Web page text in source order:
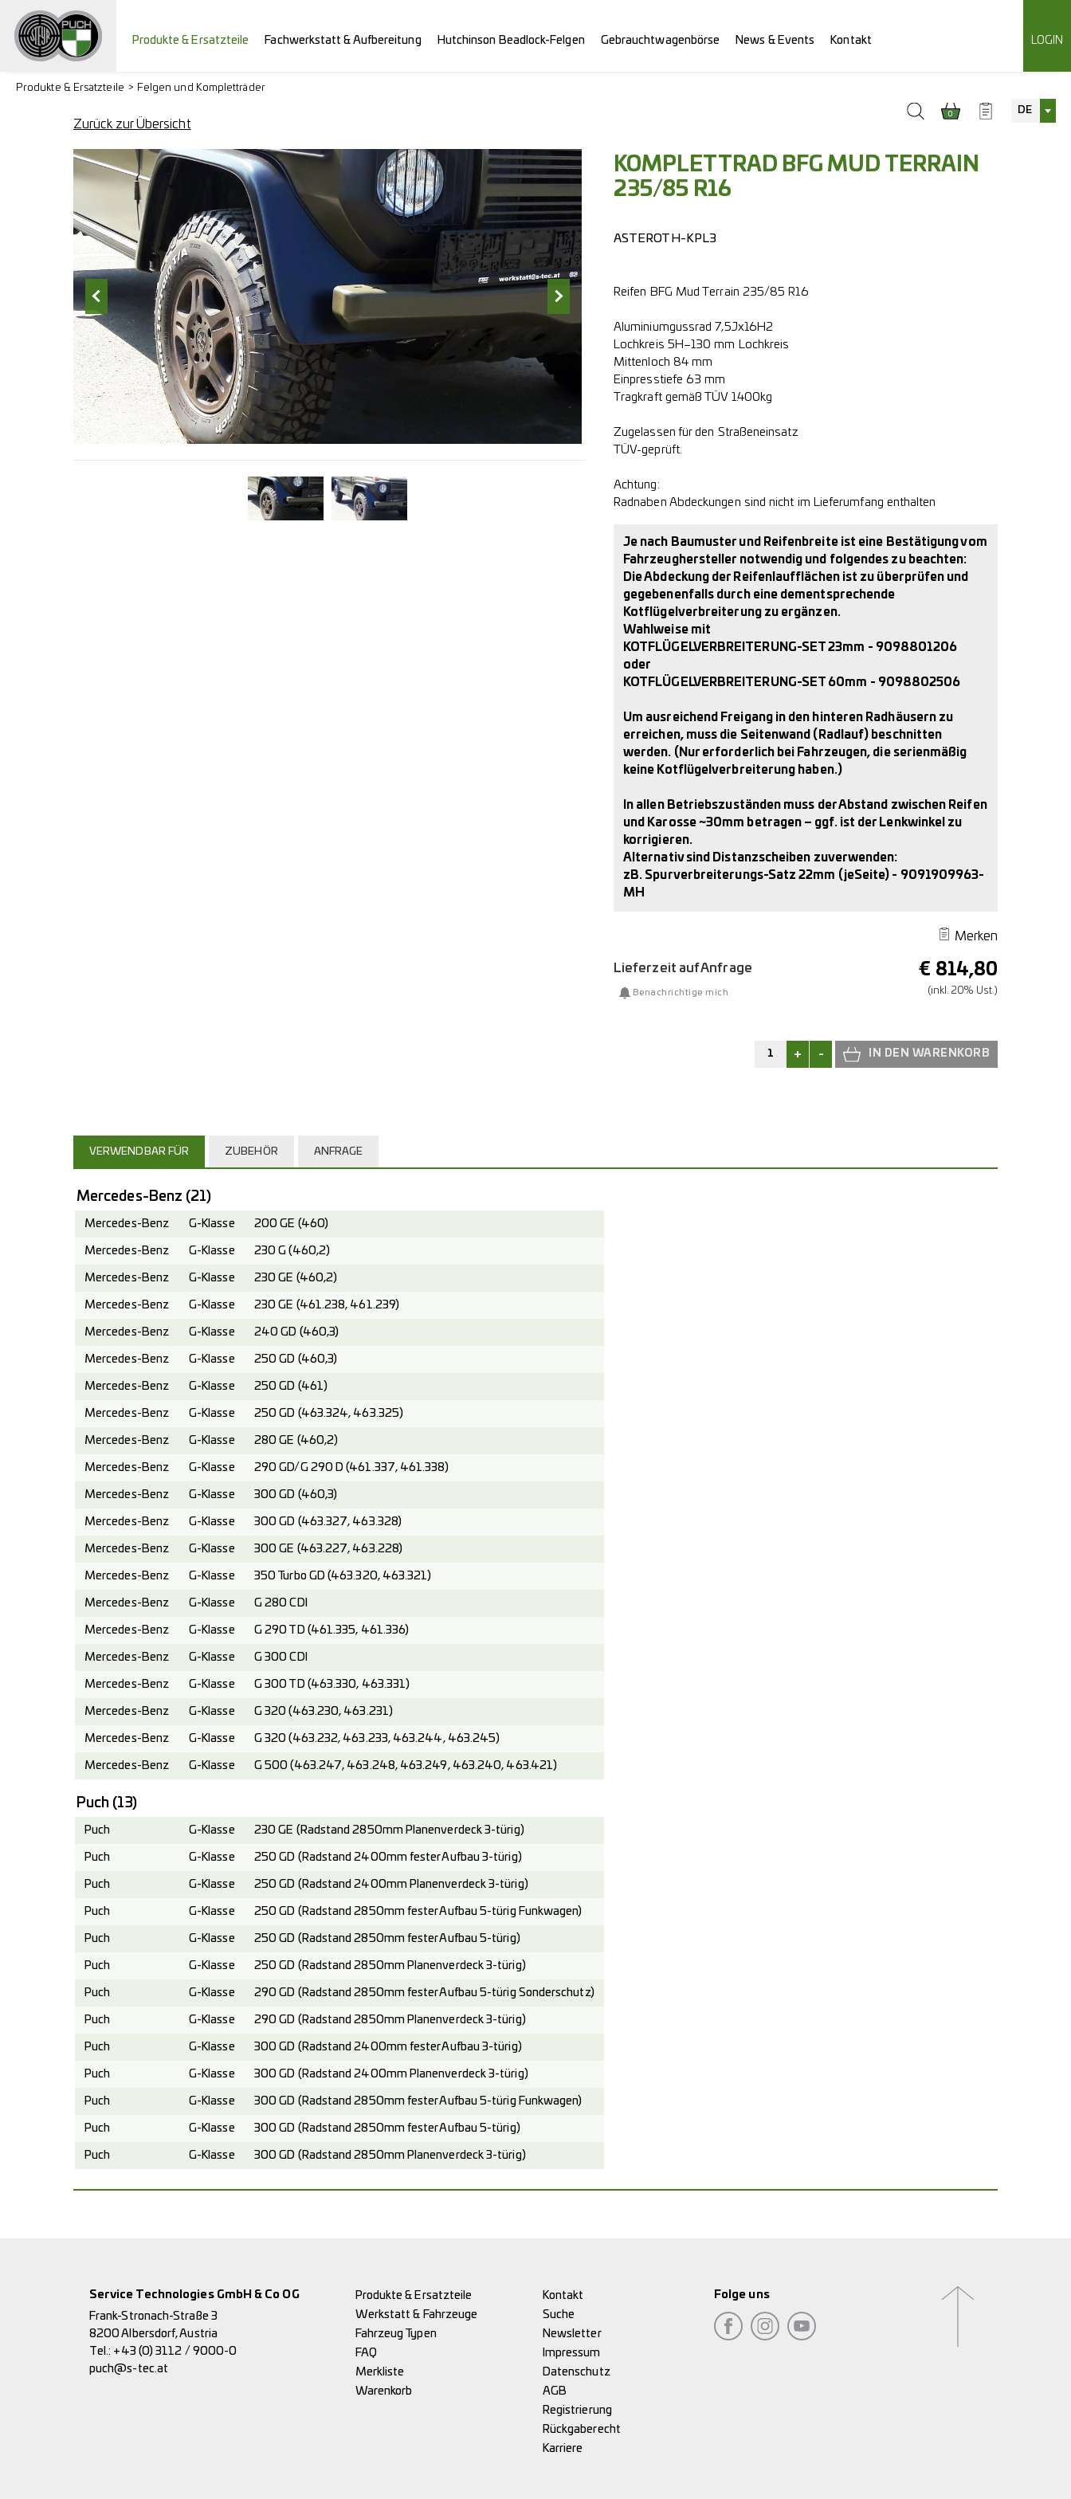
Produkte & Ersatzteile Fachwerkstatt & Aufbereitung Hutchinson Beadlock-Felgen Gebrauchtwagenbörse News & Events Kontakt LOGIN
0 DE
Produkte & Ersatzteile Felgen und Kompletträder
Zurück zur Übersicht
KOMPLETTRAD BFG MUD TERRAIN
235/85 R16
ASTEROTH-KPL3
Reifen BFG Mud Terrain 235/85 R16
Aluminiumgussrad 7,5Jx16H2
Lochkreis 5H–130 mm Lochkreis
Mittenloch 84 mm
Einpresstiefe 63 mm
Tragkraft gemäß TÜV 1.400kg
Zugelassen für den Straßeneinsatz
TÜV-geprüft.
Achtung:
Radnaben Abdeckungen sind nicht im Lieferumfang enthalten
Je nach Baumuster und Reifenbreite ist eine Bestätigung vom
Fahrzeughersteller notwendig und folgendes zu beachten:
Die Abdeckung der Reifenlaufflächen ist zu überprüfen und
gegebenenfalls durch eine dementsprechende
Kotflügelverbreiterung zu ergänzen.
Wahlweise mit
KOTFLÜGELVERBREITERUNG-SET 23mm - 9098801206
oder
KOTFLÜGELVERBREITERUNG-SET 60mm - 9098802506
Um ausreichend Freigang in den hinteren Radhäusern zu
erreichen, muss die Seitenwand (Radlauf) beschnitten
werden. (Nur erforderlich bei Fahrzeugen, die serienmäßig
keine Kotflügelverbreiterung haben.)
In allen Betriebszuständen muss der Abstand zwischen Reifen
und Karosse ~30mm betragen – ggf. ist der Lenkwinkel zu
korrigieren.
Alternativ sind Distanzscheiben zuverwenden:
zB. Spurverbreiterungs-Satz 22mm (jeSeite) - 9091909963-
MH
Merken
€ 814,80
(inkl. 20% Ust.)
Lieferzeit auf Anfrage
Benachrichtige mich
+ -
VERWENDBAR FÜR ZUBEHÖR ANFRAGE
Mercedes-Benz (21)
Mercedes-Benz G-Klasse 200 GE (460)
Mercedes-Benz G-Klasse 230 G (460,2)
Mercedes-Benz G-Klasse 230 GE (460,2)
Mercedes-Benz G-Klasse 230 GE (461.238, 461.239)
Mercedes-Benz G-Klasse 240 GD (460,3)
Mercedes-Benz G-Klasse 250 GD (460,3)
Mercedes-Benz G-Klasse 250 GD (461)
Mercedes-Benz G-Klasse 250 GD (463.324, 463.325)
Mercedes-Benz G-Klasse 280 GE (460,2)
Mercedes-Benz G-Klasse 290 GD/G 290 D (461.337, 461.338)
Mercedes-Benz G-Klasse 300 GD (460,3)
Mercedes-Benz G-Klasse 300 GD (463.327, 463.328)
Mercedes-Benz G-Klasse 300 GE (463.227, 463.228)
Mercedes-Benz G-Klasse 350 Turbo GD (463.320, 463.321)
Mercedes-Benz G-Klasse G 280 CDI
Mercedes-Benz G-Klasse G 290 TD (461.335, 461.336)
Mercedes-Benz G-Klasse G 300 CDI
Mercedes-Benz G-Klasse G 300 TD (463.330, 463.331)
Mercedes-Benz G-Klasse G 320 (463.230, 463.231)
Mercedes-Benz G-Klasse G 320 (463.232, 463.233, 463.244, 463.245)
Mercedes-Benz G-Klasse G 500 (463.247, 463.248, 463.249, 463.240, 463.421)
Puch (13)
Puch G-Klasse 230 GE (Radstand 2850mm Planenverdeck 3-türig)
Puch G-Klasse 250 GD (Radstand 2400mm fester Aufbau 3-türig)
Puch G-Klasse 250 GD (Radstand 2400mm Planenverdeck 3-türig)
Puch G-Klasse 250 GD (Radstand 2850mm fester Aufbau 5-türig Funkwagen)
Puch G-Klasse 250 GD (Radstand 2850mm fester Aufbau 5-türig)
Puch G-Klasse 250 GD (Radstand 2850mm Planenverdeck 3-türig)
Puch G-Klasse 290 GD (Radstand 2850mm fester Aufbau 5-türig Sonderschutz)
Puch G-Klasse 290 GD (Radstand 2850mm Planenverdeck 3-türig)
Puch G-Klasse 300 GD (Radstand 2400mm fester Aufbau 3-türig)
Puch G-Klasse 300 GD (Radstand 2400mm Planenverdeck 3-türig)
Puch G-Klasse 300 GD (Radstand 2850mm fester Aufbau 5-türig Funkwagen)
Puch G-Klasse 300 GD (Radstand 2850mm fester Aufbau 5-türig)
Puch G-Klasse 300 GD (Radstand 2850mm Planenverdeck 3-türig)
Service Technologies GmbH & Co OG
Frank-Stronach-Straße 3
8200 Albersdorf, Austria
Tel.: +43 (0) 3112 / 9000-0
puch@s-tec.at
Produkte & Ersatzteile
Werkstatt & Fahrzeuge
Fahrzeug Typen
FAQ
Merkliste
Warenkorb
Kontakt
Suche
Newsletter
Impressum
Datenschutz
AGB
Registrierung
Rückgaberecht
Karriere
Folge uns